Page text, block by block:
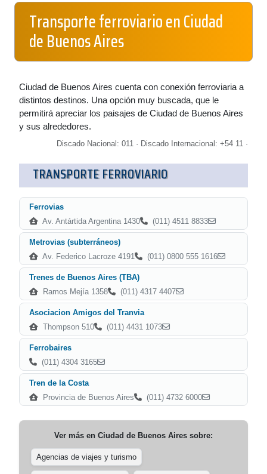
Transporte ferroviario en Ciudad
de Buenos Aires
Ciudad de Buenos Aires cuenta con conexión ferroviaria a
distintos destinos. Una opción muy buscada, que le
permitirá apreciar los paisajes de Ciudad de Buenos Aires
y sus alrededores.
Discado Nacional: 011 · Discado Internacional: +54 11 ·
TRANSPORTE FERROVIARIO
Ferrovias
Av. Antártida Argentina 1430
(011) 4511 8833
Metrovias (subterráneos)
Av. Federico Lacroze 4191
(011) 0800 555 1616
Trenes de Buenos Aires (TBA)
Ramos Mejía 1358
(011) 4317 4407
Asociacion Amigos del Tranvia
Thompson 510
(011) 4431 1073
Ferrobaires
(011) 4304 3165
Tren de la Costa
Provincia de Buenos Aires
(011) 4732 6000
Ver más en Ciudad de Buenos Aires sobre:
Agencias de viajes y turismo